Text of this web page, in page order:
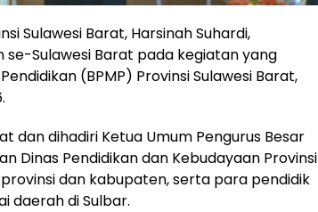
Sulawesi Barat, Harsinah Suhardi,
Sulawesi Barat pada kegiatan yang
(BPMP) Provinsi Sulawesi Barat,
dan dihadiri Ketua Umum Pengurus Besar
Dinas Pendidikan dan Kebudayaan Provinsi
dan kabupaten, serta para pendidik
daerah di Sulbar.